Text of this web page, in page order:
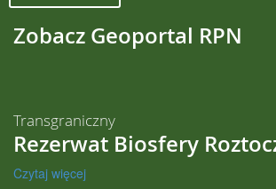
Zobacz Geoportal RPN
Transgraniczny
Rezerwat Biosfery
Czytaj więcej